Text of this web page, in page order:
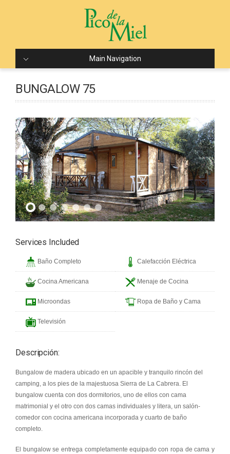
Main Navigation
BUNGALOW 75
Services Included
Baño Completo Calefacción Eléctrica
Cocina Americana Menaje de Cocina
Microondas Ropa de Baño y Cama
Televisión
Descripción:
Bungalow de madera ubicado en un apacible y tranquilo rincón del
camping, a los pies de la majestuosa Sierra de La Cabrera. El
bungalow cuenta con dos dormitorios, uno de ellos con cama
matrimonial y el otro con dos camas individuales y litera, un salón-
comedor con cocina americana incorporada y cuarto de baño
completo.
El bungalow se entrega completamente equipado con ropa de cama y